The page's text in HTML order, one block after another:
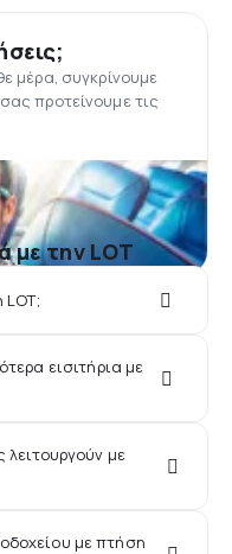
μέρα, συγκρίνουμε
προτείνουμε τις
με την LOT
εισιτήρια με
λειτουργούν με
με πτήση